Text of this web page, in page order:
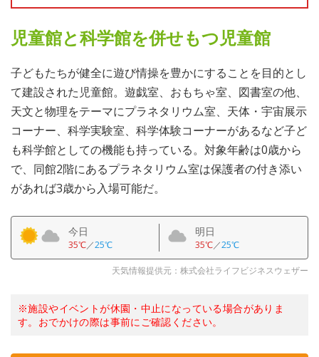
児童館と科学館を併せもつ児童館
子どもたちが健全に遊び情操を豊かにすることを目的とし
て建設された児童館。遊戯室、おもちゃ室、図書室の他、
天文と物理をテーマにプラネタリウム室、天体・宇宙展示
コーナー、科学実験室、科学体験コーナーがあるなど子ど
も科学館としての機能も持っている。対象年齢は0歳から
で、同館2階にあるプラネタリウム室は保護者の付き添い
があれば3歳から入場可能だ。
今日
35℃／25℃
明日
35℃／25℃
天気情報提供元：株式会社ライフビジネスウェザー
※施設やイベントが休園・中止になっている場合がありま
す。おでかけの際は事前にご確認ください。